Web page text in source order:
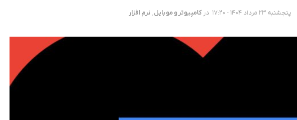
پنجشنبه 23 مرداد 1404 - 17:20 در کامپیوتر و موبایل, نرم افزار